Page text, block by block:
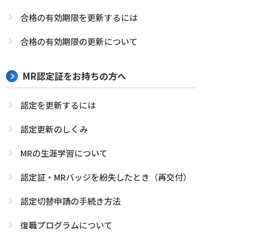
合格の有効期限を更新するには
合格の有効期限の更新について
MR認定証をお持ちの方へ
認定を更新するには
認定更新のしくみ
MRの生涯学習について
認定証・MRバッジを紛失したとき（再交付）
認定切替申請の手続き方法
復職プログラムについて